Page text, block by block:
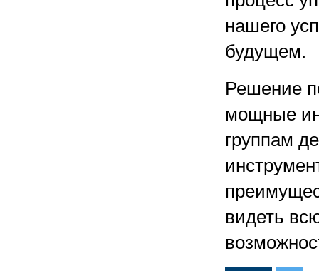
нашего
будущем.
Решение
мощные
группам
видеть